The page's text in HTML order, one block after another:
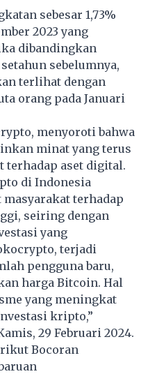
sebesar 1,73%
2023 yang
dibandingkan
sebelumnya,
terlihat dengan
orang pada Januari
menyoroti bahwa
minat yang terus
terhadap aset digital.
di Indonesia
terhadap
seiring dengan
yang
terjadi
pengguna baru,
harga Bitcoin. Hal
yang meningkat
kripto,”
29 Februari 2024.
Bocoran